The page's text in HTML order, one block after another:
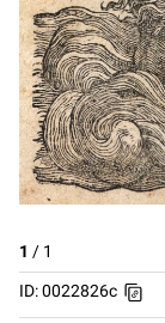
1 / 1
ID: 0022826c